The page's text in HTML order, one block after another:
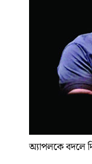
অ্যাপলকে বদলে